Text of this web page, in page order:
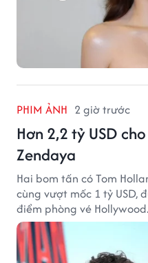
PHIM ẢNH 2 giờ trước
Hơn 2,2 tỷ USD
Zendaya
Hai bom tấn có Tom
cùng vượt mốc 1 tỷ
điểm phòng vé Hollywood.